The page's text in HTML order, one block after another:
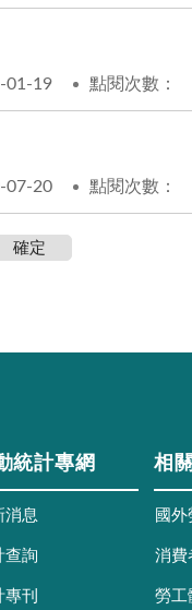
01-19 點閱次數：
07-20 點閱次數：
統計專網
消息
查詢
專刊
相
國
消費
勞工